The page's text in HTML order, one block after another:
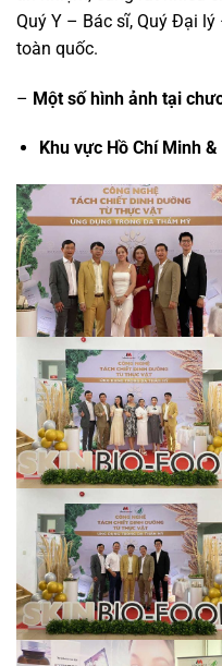
Quý Y – Bác sĩ, Quý Đại
toàn quốc.
– Một số hình ảnh tại
Khu vực Hồ Chí Minh